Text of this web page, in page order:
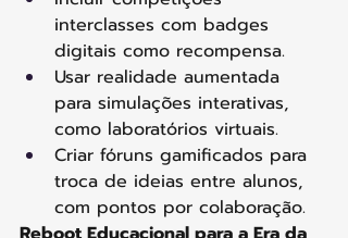
interclasses com badges
digitais como recompensa.
Usar realidade aumentada
para simulações interativas,
como laboratórios virtuais.
Criar fóruns gamificados para
troca de ideias entre alunos,
com pontos por colaboração.